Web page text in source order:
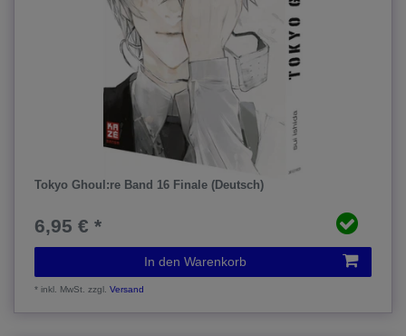
Tokyo Ghoul:re Band 16 Finale (Deutsch)
6,95 € *
In den Warenkorb
*inkl. MwSt. zzgl.Versand